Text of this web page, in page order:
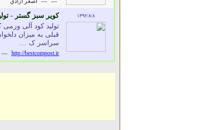
۱۳۹۲/۸/۸ کویر سبز گستر -
تولید کود آلی
قبلی به میزان
سراسر ک ....
http://bestcompost.ir
---